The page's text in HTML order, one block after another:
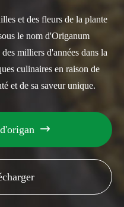
et des fleurs de la plante
le nom d'Origanum
milliers d'années dans la
culinaires en raison de
et de sa saveur unique.
